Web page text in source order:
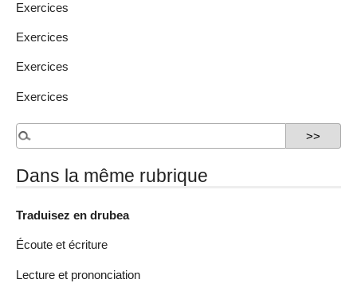
Exercices
Exercices
Exercices
Exercices
Dans la même rubrique
Traduisez en drubea
Écoute et écriture
Lecture et prononciation